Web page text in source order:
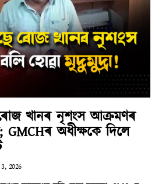
ৰোজ খানৰ নৃশংস আক্ৰমণৰ
GMCHৰ অধীক্ষকে দিলে
2026